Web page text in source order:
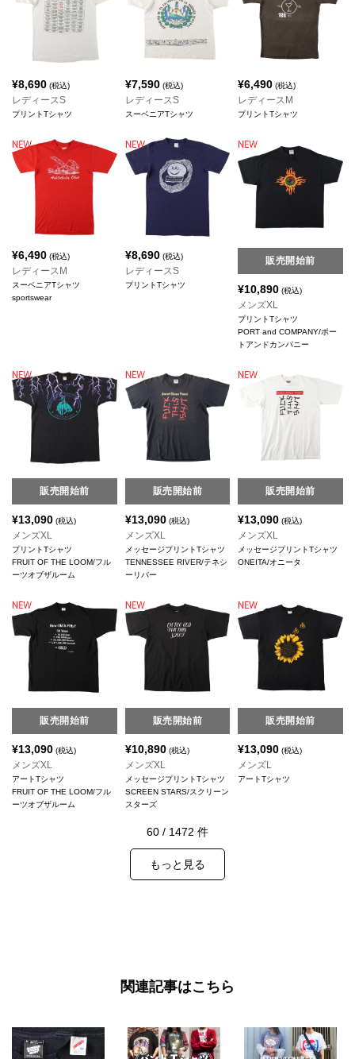
¥8,690 (税込)
レディースS
プリントTシャツ
¥7,590(税込)
レディースS
スーベニアTシャツ
¥6,490 (税込)
レディースM
プリントTシャツ
¥6,490 (税込)
レディースM
スーベニアTシャツ
sportswear
¥8,690(税込)
レディースS
プリントTシャツ
販売開始前
¥10,890 (税込)
メンズXL
プリントTシャツ
PORT and COMPANY/ポー
トアンドカンパニー
販売開始前
¥13,090 (税込)
メンズXL
プリントTシャツ
FRUIT OF THE LOOM/フル
ーツオブザルーム
販売開始前
¥13,090(税込)
メンズXL
メッセージプリントTシャツ
TENNESSEE RIVER/テネシ
ーリバー
販売開始前
¥13,090 (税込)
メンズXL
メッセージプリントTシャツ
ONEITA/オニータ
販売開始前
¥13,090 (税込)
メンズXL
アートTシャツ
FRUIT OF THE LOOM/フル
ーツオブザルーム
販売開始前
¥10,890(税込)
メンズXL
メッセージプリントTシャツ
SCREEN STARS/スクリーン
スターズ
販売開始前
¥13,090 (税込)
メンズL
アートTシャツ
60 / 1472 件
もっと見る
関連記事はこちら